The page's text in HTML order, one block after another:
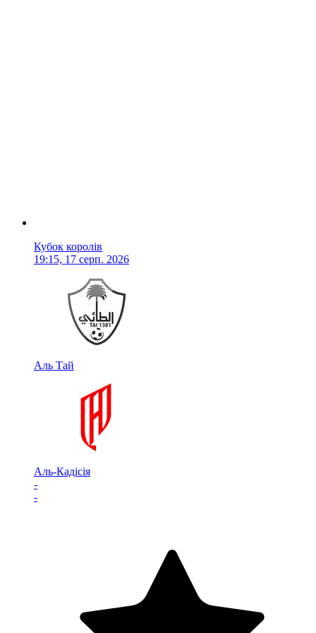
Кубок королів
19:15, 17 серп. 2026
Аль Тай
Аль-Кадісія
-
-